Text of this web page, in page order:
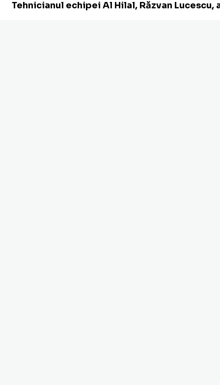
Tehnicianul echipei Al Hilal, Răzvan